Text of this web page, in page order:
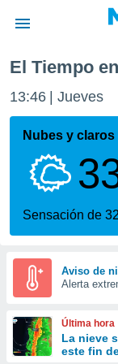
de
por
que se
calidad.
a este
las
y
forma
digital
basada
El Tiempo
13:46 Jueves
Nubes y claros
Sensación de
Aviso de
Alerta
Última hora
La nieve
este fin